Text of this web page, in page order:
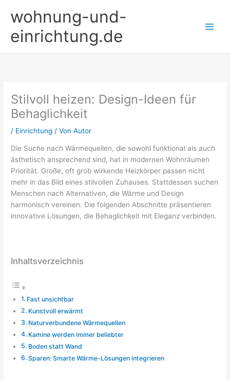
Inhaltwohnung-und-
einrichtung.de
Stilvoll heizen: Design-Ideen für
Behaglichkeit
/ Einrichtung / VonAutor
Die Suche nach Wärmequellen, die sowohl funktional als auch
ästhetisch ansprechend sind, hat in modernen Wohnräumen
Priorität. Große, oft grob wirkende Heizkörper passen nicht
mehr in das Bild eines stilvollen Zuhauses. Stattdessen suchen
Menschen nach Alternativen, die Wärme und Design
harmonisch vereinen. Die folgenden Abschnitte präsentieren
innovative Lösungen, die Behaglichkeit mit Eleganz verbinden.
Inhaltsverzeichnis
Fast unsichtbar
Kunstvoll erwärmt
Naturverbundene Wärmequellen
Kamine werden immer beliebter
Boden statt Wand
Sparen: Smarte Wärme-Lösungen integrieren